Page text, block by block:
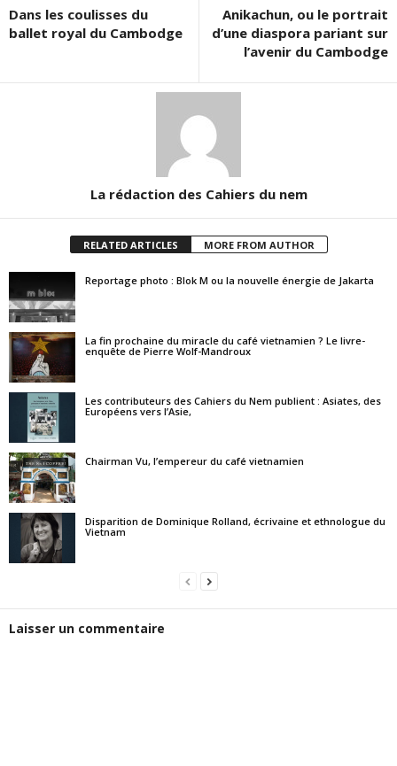
Dans les coulisses du
ballet royal du Cambodge
Anikachun, ou le portrait
d’une diaspora pariant sur
l’avenir du Cambodge
La rédaction des Cahiers du nem
RELATED ARTICLES MORE FROM AUTHOR
Reportage photo : Blok M ou la nouvelle énergie de Jakarta
La fin prochaine du miracle du café vietnamien ? Le livre-
enquête de Pierre Wolf-Mandroux
Les contributeurs des Cahiers du Nem publient : Asiates, des
Européens vers l’Asie,
Chairman Vu, l’empereur du café vietnamien
Disparition de Dominique Rolland, écrivaine et ethnologue du
Vietnam
Laisser un commentaire